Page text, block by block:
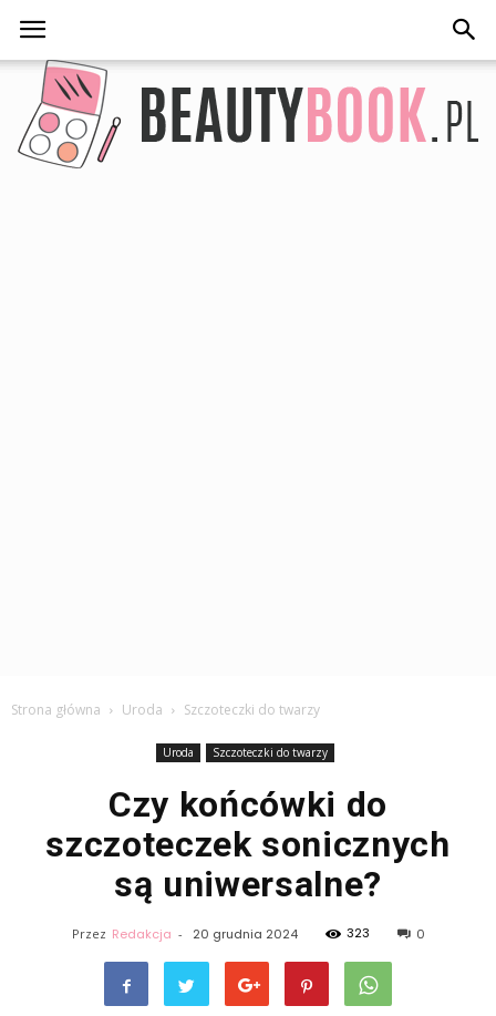
Strona główna Uroda Szczoteczki do twarzy
Uroda Szczoteczki do twarzy
Czy końcówki do
szczoteczek sonicznych
są uniwersalne?
Przez Redakcja - 20 grudnia 2024 323 0